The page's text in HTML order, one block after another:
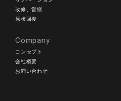
改修、営繕
原状回復
Company
コンセプト
会社概要
お問い合わせ